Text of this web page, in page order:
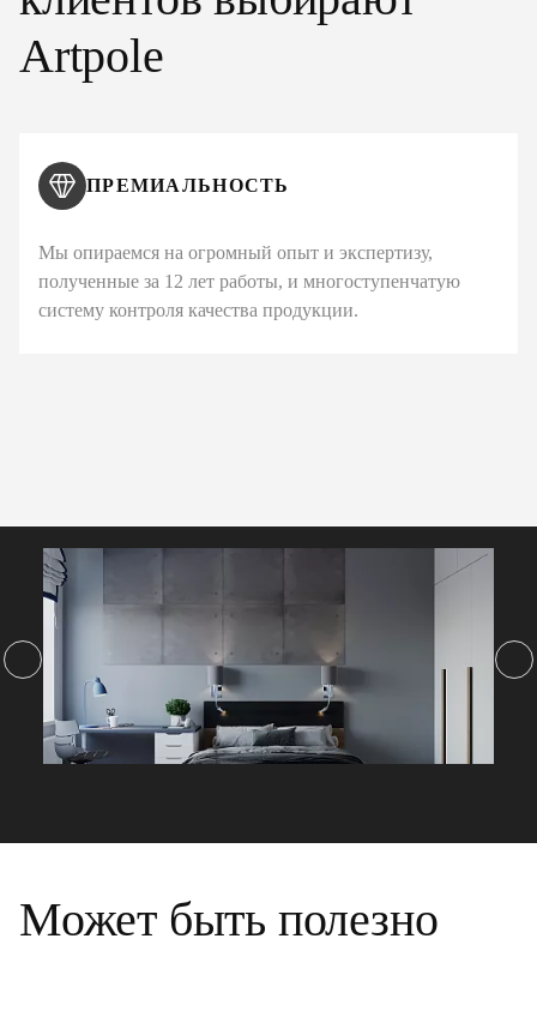
Artpole
ПРЕМИАЛЬНОСТЬ
Мы опираемся на огромный опыт и экспертизу,
полученные за 12 лет работы, и многоступенчатую
систему контроля качества продукции.
Может быть полезно